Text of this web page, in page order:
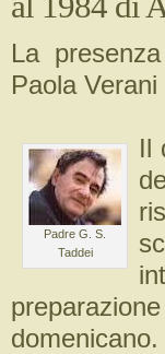
La
Paola Verani
Padre G. S.
Taddei
Il
domenicano.